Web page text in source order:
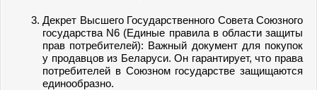
Декрет Высшего Государственного Совета Союзного
государства N6 (Единые правила в области защиты
прав потребителей): Важный документ для покупок
у продавцов из Беларуси. Он гарантирует, что права
потребителей в Союзном государстве защищаются
единообразно.